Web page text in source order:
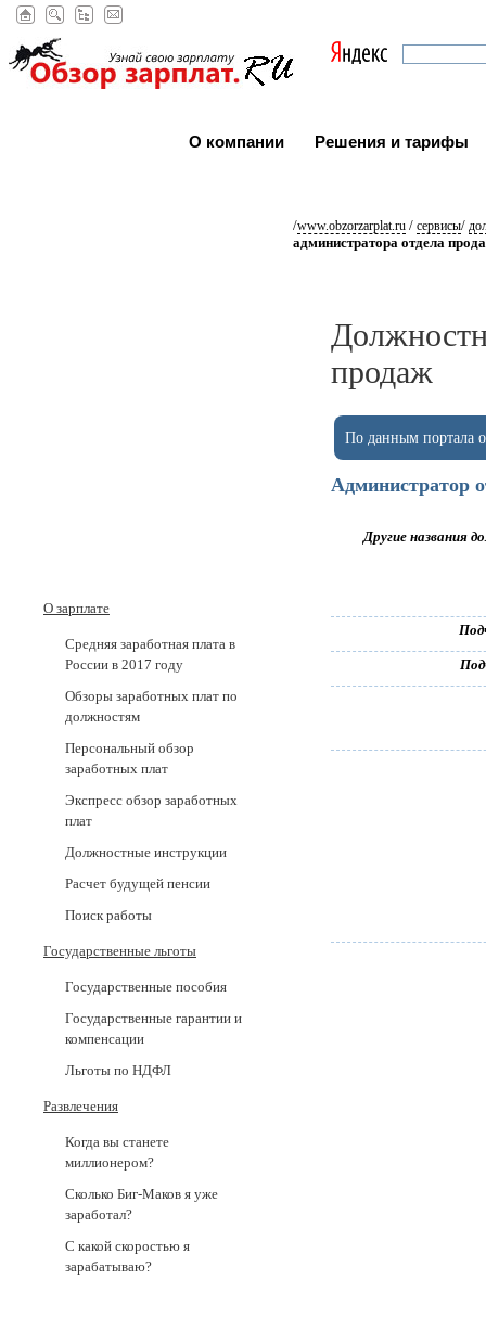
О компании Решения и тарифы
/www.obzorzarplat.ru / сервисы/
администратора отдела
О зарплате
Средняя заработная плата в
России в 2017 годy
Обзоры заработных плат по
должностям
Персональный обзор
заработных плат
Экспресс обзор заработных
плат
Должностные инструкции
Расчет будущей пенсии
Поиск работы
Государственные льготы
Государственные пособия
Государственные гарантии и
компенсации
Льготы по НДФЛ
Развлечения
Когда вы станете
миллионером?
Сколько Биг-Маков я уже
заработал?
С какой скоростью я
зарабатываю?
продаж
По данным портала
Администратор
Другие названия